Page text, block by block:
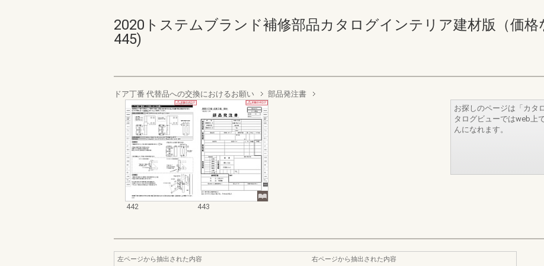
2020トステムブランド補修部品カタログインテリア建材版（価格
445)
ドア丁番 代替品への交換におけるお願い 部品発注書
442 443
お探しのページは「カタ
タログビューではweb上
んになれます。
左ページから抽出された内容
右ページから抽出された内容